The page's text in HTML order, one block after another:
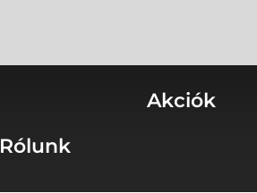
Akciók
Rólunk